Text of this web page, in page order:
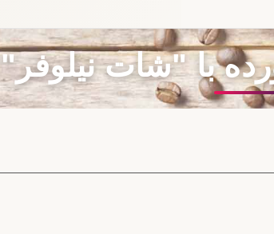
با "شات نیلوفر"